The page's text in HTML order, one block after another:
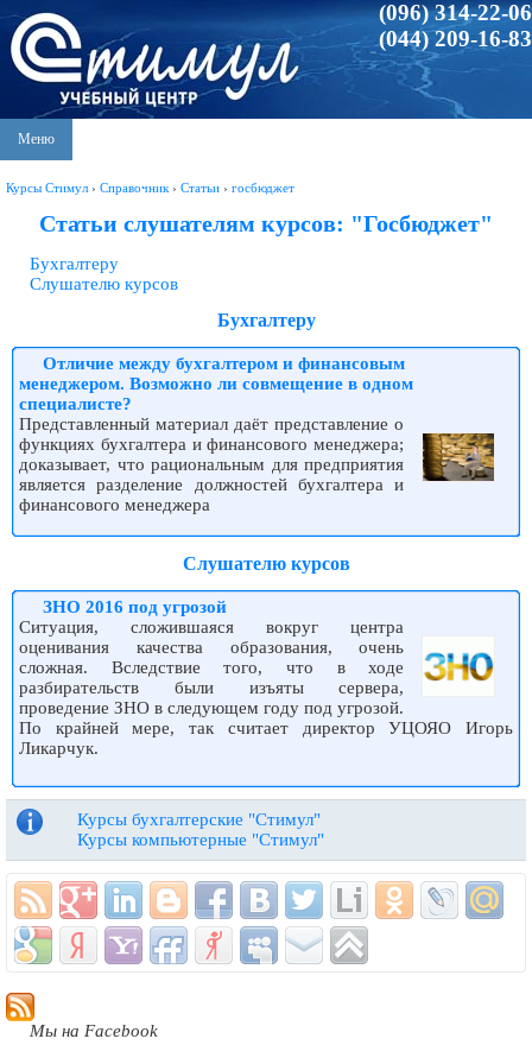
(096) 314-22-06
(044) 209-16-83
Меню
Курсы Стимул › Справочник › Статьи › госбюджет
Статьи слушателям курсов: "Госбюджет"
Бухгалтеру
Слушателю курсов
Бухгалтеру
Отличие между бухгалтером и финансовым
менеджером. Возможно ли совмещение в одном
специалисте?
Представленный материал даёт представление о
функциях бухгалтера и финансового менеджера;
доказывает, что рациональным для предприятия
является разделение должностей бухгалтера и
финансового менеджера
Слушателю курсов
ЗНО 2016 под угрозой
Ситуация, сложившаяся вокруг центра
оценивания качества образования, очень
сложная. Вследствие того, что в ходе
разбирательств были изъяты сервера,
проведение ЗНО в следующем году под угрозой.
По крайней мере, так считает директор УЦОЯО Игорь
Ликарчук.
Курсы бухгалтерские "Стимул"
Курсы компьютерные "Стимул"
Мы на Facebook